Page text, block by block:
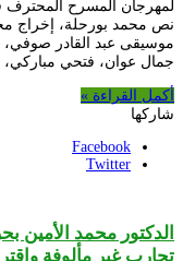
نص محمد بورحلة، إخراج
موسيقى عبد القادر
جمال عوان، فتحي
أكمل القراءة »
شاركها
Facebook
Twitter
الدكتور محمد
تجارب غير مألوفة